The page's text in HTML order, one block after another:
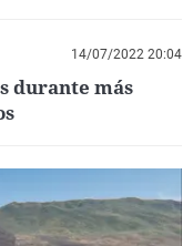
14/07/2022 20:04
durante más